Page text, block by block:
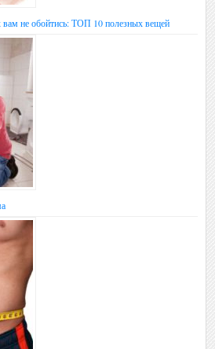
вам не обойтись: ТОП 10 полезных вещей